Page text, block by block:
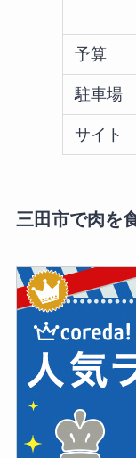
予算
駐車場
サイト
三田市で肉を